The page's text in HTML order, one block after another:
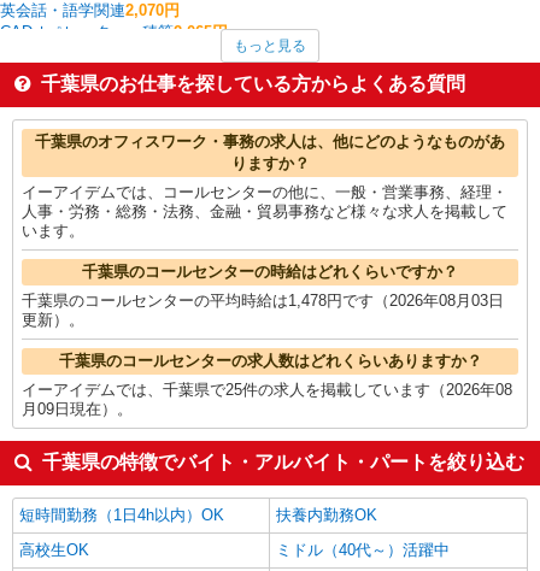
英会話・語学関連2,070円
CADオペレーター・積算2,065円
その他営業2,027円
個人営業1,851円
作業療法士・理学療法士・言語聴覚士・視能訓練士1,848円
千葉県の他の職種の平均時給を見る
もっと見る
千葉県のお仕事を探している方からよくある質問
千葉県のオフィスワーク・事務の求人は、他にどのようなものがあ
りますか？
イーアイデムでは、コールセンターの他に、一般・営業事務、経理・
人事・労務・総務・法務、金融・貿易事務など様々な求人を掲載して
います。
千葉県のコールセンターの時給はどれくらいですか？
千葉県のコールセンターの平均時給は1,478円です（2026年08月03日
更新）。
千葉県のコールセンターの求人数はどれくらいありますか？
イーアイデムでは、千葉県で25件の求人を掲載しています（2026年08
月09日現在）。
千葉県の特徴でバイト・アルバイト・パートを絞り込む
短時間勤務（1日4h以内）OK
扶養内勤務OK
高校生OK
ミドル（40代～）活躍中